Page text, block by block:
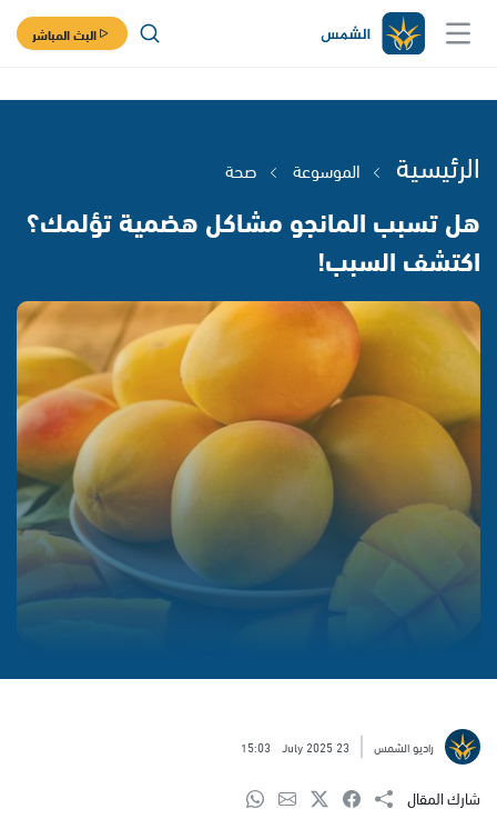
البث المباشر
الرئيسية الموسوعة صحة
هل تسبب المانجو مشاكل هضمية تؤلمك؟
اكتشف السبب!
راديو الشمس 23 July 2025
15:03
شارك المقال